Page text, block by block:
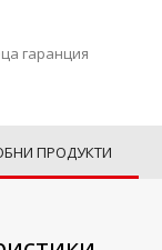
гаранция
ПРОДУКТИ